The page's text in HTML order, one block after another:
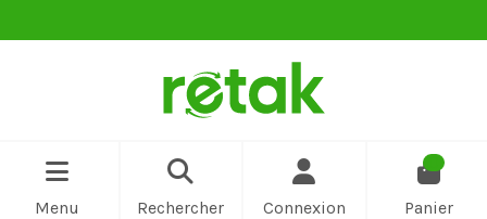
Menu Rechercher Connexion Panier